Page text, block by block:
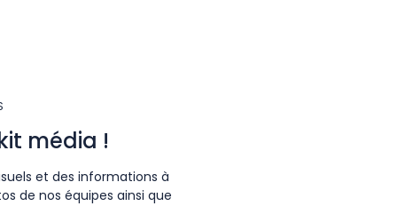
média !
et des informations à
de nos équipes ainsi que